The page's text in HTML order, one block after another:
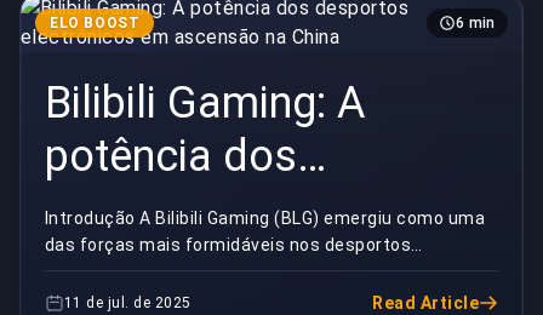
ELO BOOST 6 min
Bilibili Gaming: A
potência dos
desportos electrónicos
em ascensão na China
Introdução A Bilibili Gaming (BLG) emergiu como uma
das forças mais formidáveis nos desportos
electrónicos competitivos, particularmente em LoL.
Fund...
11 de jul. de 2025 Read Article